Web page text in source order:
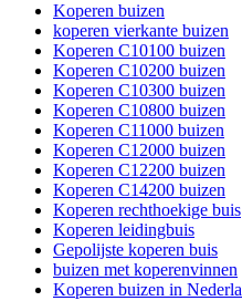
Koperen buizen
koperen vierkante buizen
Koperen C10100 buizen
Koperen C10200 buizen
Koperen C10300 buizen
Koperen C10800 buizen
Koperen C11000 buizen
Koperen C12000 buizen
Koperen C12200 buizen
Koperen C14200 buizen
Koperen rechthoekige buis
Koperen leidingbuis
Gepolijste koperen buis
buizen met koperenvinnen
Koperen buizen in